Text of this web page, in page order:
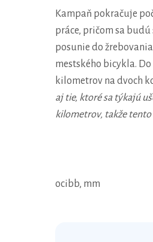
Kampaň pokračuje
práce, pričom sa
posunie do
mestského bicykla.
kilometrov na dvoch
aj tie, ktoré sa týkajú
kilometrov, takže tento
ocibb, mm